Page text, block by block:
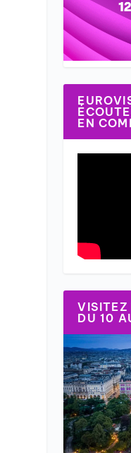
EN
VISITEZ
DU 10